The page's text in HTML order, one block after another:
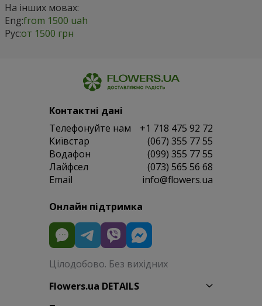
На інших мовах:
Eng:from 1500 uah
Рус:от 1500 грн
Контактні дані
Телефонуйте нам
+1 718 475 92 72
Київстар
(067) 355 77 55
Водафон
(099) 355 77 55
Лайфсел
(073) 565 56 68
Email
info@flowers.ua
Онлайн підтримка
Цілодобово. Без вихідних
Flowers.ua DETAILS